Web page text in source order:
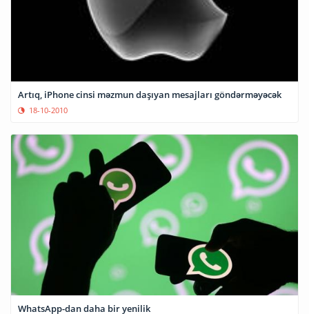
Artıq, iPhone cinsi məzmun daşıyan mesajları göndərməyəcək
18-10-2010
WhatsApp-dan daha bir yenilik